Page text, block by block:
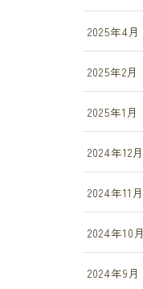
2025年4月
2025年2月
2025年1月
2024年12月
2024年11月
2024年10月
2024年9月